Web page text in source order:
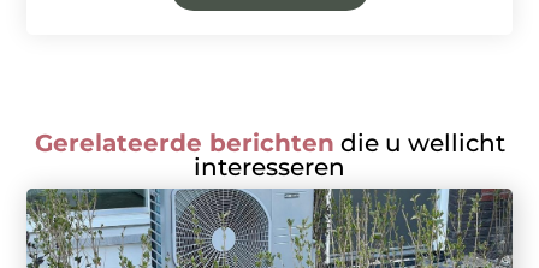
Gerelateerde berichten die u wellicht
interesseren